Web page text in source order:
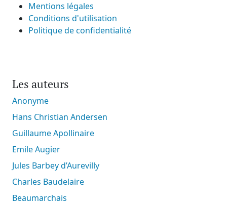
Mentions légales
Conditions d'utilisation
Politique de confidentialité
Les auteurs
Anonyme
Hans Christian Andersen
Guillaume Apollinaire
Emile Augier
Jules Barbey d’Aurevilly
Charles Baudelaire
Beaumarchais